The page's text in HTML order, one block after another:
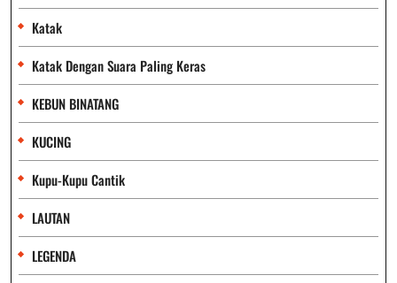
Katak
Katak Dengan Suara Paling Keras
KEBUN BINATANG
KUCING
Kupu-Kupu Cantik
LAUTAN
LEGENDA